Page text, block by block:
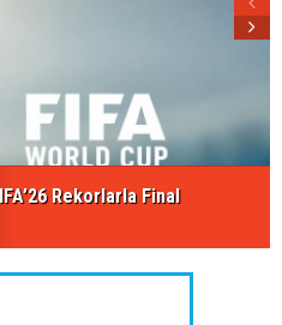
Rekorlarla Final